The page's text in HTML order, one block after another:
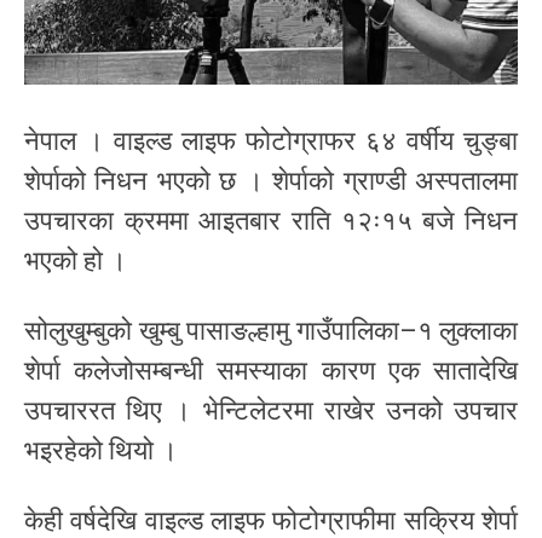
नेपाल । वाइल्ड लाइफ फोटोग्राफर ६४ वर्षीय चुङ्बा
शेर्पाको निधन भएको छ । शेर्पाको ग्राण्डी अस्पतालमा
उपचारका क्रममा आइतबार राति १२ः१५ बजे निधन
भएको हो ।
सोलुखुम्बुको खुम्बु पासाङल्हामु गाउँपालिका–१ लुक्लाका
शेर्पा कलेजोसम्बन्धी समस्याका कारण एक सातादेखि
उपचाररत थिए । भेन्टिलेटरमा राखेर उनको उपचार
भइरहेको थियो ।
केही वर्षदेखि वाइल्ड लाइफ फोटोग्राफीमा सक्रिय शेर्पा